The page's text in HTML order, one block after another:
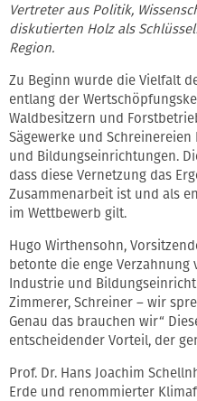
Vertreter aus Politik,
diskutierten Holz als
Region.
Zu Beginn wurde die Vielfalt
entlang der
Waldbesitzern und
Sägewerke und
und Bildungseinrichtungen.
dass diese Vernetzung das
Zusammenarbeit ist und als
im Wettbewerb gilt.
Hugo Wirthensohn,
betonte die enge Verzahnung
Industrie und
Zimmerer, Schreiner – wir
Genau das brauchen wir“
entscheidender Vorteil, der
Prof. Dr. Hans Joachim
Erde und renommierter